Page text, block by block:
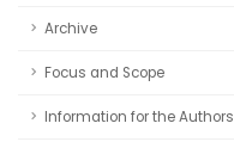
Archive
Focus and Scope
Information for the Authors